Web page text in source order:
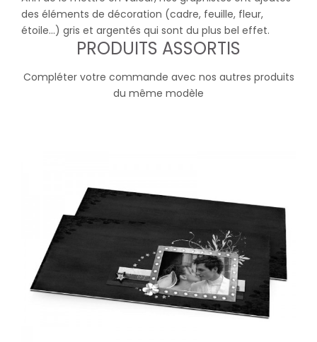
des éléments de décoration (cadre, feuille, fleur,
étoile...) gris et argentés qui sont du plus bel effet.
PRODUITS ASSORTIS
Compléter votre commande avec nos autres produits
du même modèle